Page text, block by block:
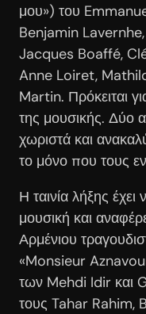
μου») του
Benjamin
Jacques Boaffé,
Anne Loiret,
Martin. Πρόκειται
της μουσικής. Δύο
χωριστά και
το μόνο που τους
Η ταινία λήξης έχει
μουσική και
Αρμένιου
«Monsieur
των Mehdi Idir και
τους Tahar Rahim,